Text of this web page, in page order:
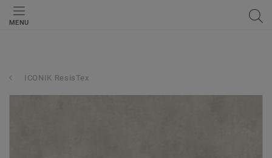
MENU
ICONIK ResisTex